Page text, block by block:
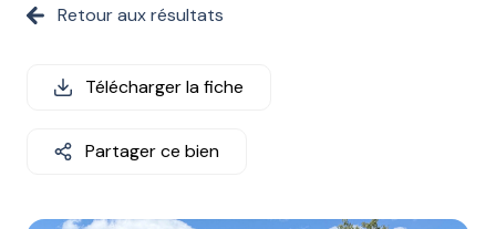
Location
Notre
agence
Estimation
Retour aux résultats
Télécharger la fiche
Partager ce bien